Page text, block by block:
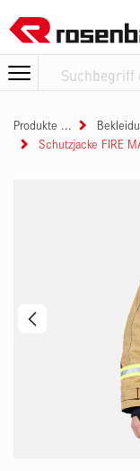
Produkte
Schutzjacke FIRE